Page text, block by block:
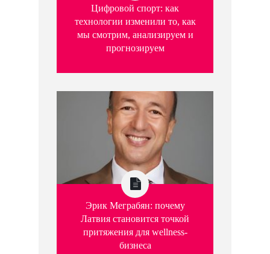
Цифровой спорт: как
технологии изменили то, как
мы смотрим, анализируем и
прогнозируем
Эрик Меграбян: почему
Латвия становится точкой
притяжения для wellness-
бизнеса